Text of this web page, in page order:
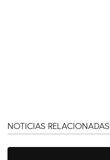
NOTICIAS RELACIONADAS